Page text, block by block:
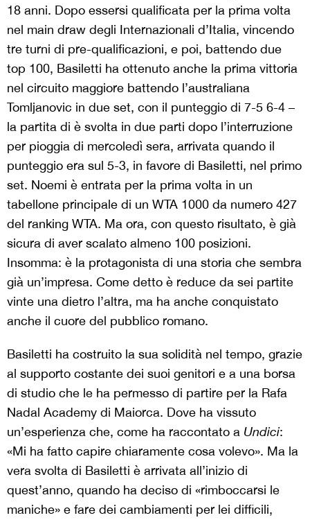
18 anni. Dopo essersi qualificata per la prima volta
nel main draw degli Internazionali d’Italia, vincendo
tre turni di pre-qualificazioni, e poi, battendo due
top 100, Basiletti ha ottenuto anche la prima vittoria
nel circuito maggiore battendo l’australiana
Tomljanovic in due set, con il punteggio di 7-5 6-4 –
la partita di è svolta in due parti dopo l’interruzione
per pioggia di mercoledì sera, arrivata quando il
punteggio era sul 5-3, in favore di Basiletti, nel primo
set. Noemi è entrata per la prima volta in un
tabellone principale di un WTA 1000 da numero 427
del ranking WTA. Ma ora, con questo risultato, è già
sicura di aver scalato almeno 100 posizioni.
Insomma: è la protagonista di una storia che sembra
già un’impresa. Come detto è reduce da sei partite
vinte una dietro l’altra, ma ha anche conquistato
anche il cuore del pubblico romano.
Basiletti ha costruito la sua solidità nel tempo, grazie
al supporto costante dei suoi genitori e a una borsa
di studio che le ha permesso di partire per la Rafa
Nadal Academy di Maiorca. Dove ha vissuto
un’esperienza che, come ha raccontato a Undici:
«Mi ha fatto capire chiaramente cosa volevo». Ma la
vera svolta di Basiletti è arrivata all’inizio di
quest’anno, quando ha deciso di «rimboccarsi le
maniche» e fare dei cambiamenti per lei difficili,